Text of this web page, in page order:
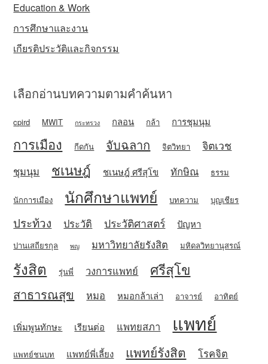
Education & Work
การศึกษาและงาน
เกียรติประวัติและกิจกรรม
เลือกอ่านบทความตามคำค้นหา
cpird MWIT กระทรวง กลอน กล้า การชุมนุม
การเมือง กีดกัน จับฉลาก จิตวิทยา จิตเวช
ชุมนุม ชเนษฎ์ ชเนษฎ์ ศรีสุโข ทักษิณ ธรรม
นักการเมือง นักศึกษาแพทย์ บทความ บุญเชียร
ประท้วง ประวัติ ประวัติศาสตร์ ปัญหา
ปานเสถียรกุล พญ มหาวิทยาลัยรังสิต มหิดลวิทยานุสรณ์
รังสิต รุ่นพี่ วงการแพทย์ ศรีสุโข
สาธารณสุข หมอ หมอกล้าเล่า อาจารย์ อาทิตย์
เพิ่มพูนทักษะ เรียนต่อ แพทยสภา แพทย์
แพทย์ชนบท แพทย์พี่เลี้ยง แพทย์รังสิต โรคจิต